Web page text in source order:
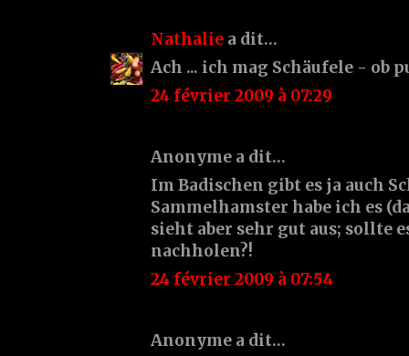
Nathalie a dit…
Ach ... ich mag Schäufele - ob
24 février 2009 à 07:29
Anonyme a dit…
Im Badischen gibt es ja auch
Sammelhamster habe ich es
sieht aber sehr gut aus; sollte
nachholen?!
24 février 2009 à 07:54
Anonyme a dit…